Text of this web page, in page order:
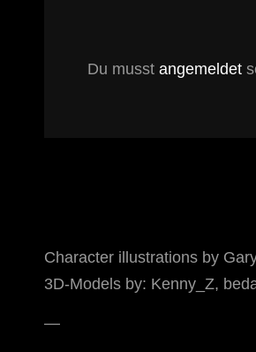
Du musst angemeldet
Character illustrations by
3D-Models by: Kenny_Z,
—